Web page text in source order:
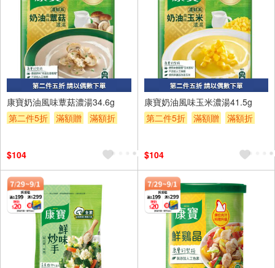
康寶奶油風味蕈菇濃湯34.6g
第二件5折
滿額贈
滿額折
$104
康寶奶油風味玉米濃湯41.5g
第二件5折
滿額贈
滿額折
$104